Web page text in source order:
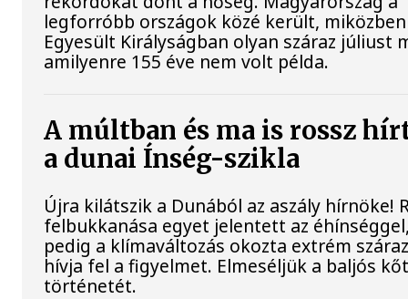
legforróbb országok közé került,
Egyesült Királyságban olyan száraz júliust
amilyenre 155 éve nem volt példa.
A múltban és ma is rossz
a dunai Ínség-szikla
Újra kilátszik a Dunából az aszály hírnöke!
felbukkanása egyet jelentett az
pedig a klímaváltozás okozta extrém
hívja fel a figyelmet. Elmeséljük a baljós
történetét.